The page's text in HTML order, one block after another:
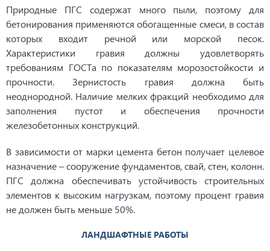
Природные ПГС содержат много пыли, поэтому для
бетонирования применяются обогащенные смеси, в состав
которых входит речной или морской песок.
Характеристики гравия должны удовлетворять
требованиям ГОСТа по показателям морозостойкости и
прочности. Зернистость гравия должна быть
неоднородной. Наличие мелких фракций необходимо для
заполнения пустот и обеспечения прочности
железобетонных конструкций.
В зависимости от марки цемента бетон получает целевое
назначение – сооружение фундаментов, свай, стен, колонн.
ПГС должна обеспечивать устойчивость строительных
элементов к высоким нагрузкам, поэтому процент гравия
не должен быть меньше 50%.
ЛАНДШАФТНЫЕ РАБОТЫ